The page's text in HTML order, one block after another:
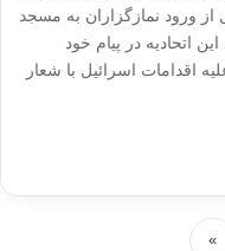
ورود نمازگزاران به مسجد
اتحادیه در پیام خود
اقدامات اسرائیل با شعار
»